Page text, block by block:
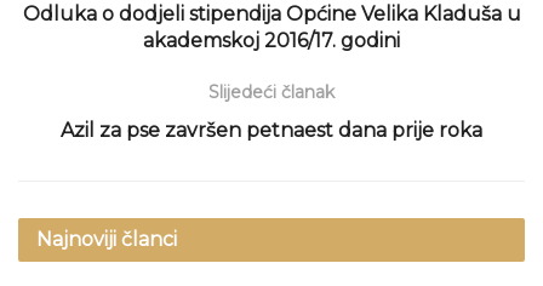
Odluka o dodjeli stipendija Općine Velika Kladuša u
akademskoj 2016/17. godini
Slijedeći članak
Azil za pse završen petnaest dana prije roka
Najnoviji članci